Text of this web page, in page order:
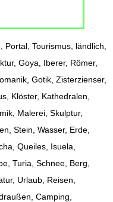
Tourismus, ländlich,
Goya, Iberer, Römer,
Gotik, Zisterzienser,
Klöster, Kathedralen,
Malerei, Skulptur,
Stein, Wasser, Erde,
Queiles, Isuela,
Turia, Schnee, Berg,
Urlaub, Reisen,
Camping,